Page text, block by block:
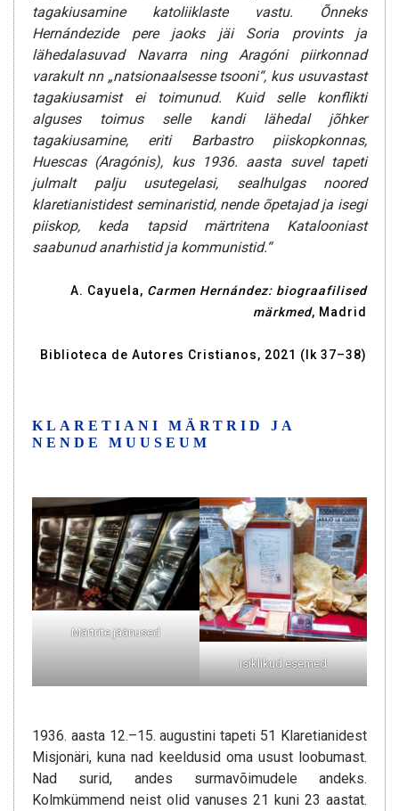
tagakiusamine katoliiklaste vastu. Õnneks
Hernándezide pere jaoks jäi Soria provints ja
lähedalasuvad Navarra ning Aragóni piirkonnad
varakult nn „natsionaalsesse tsooni“, kus usuvastast
tagakiusamist ei toimunud. Kuid selle konflikti
alguses toimus selle kandi lähedal jõhker
tagakiusamine, eriti Barbastro piiskopkonnas,
Huescas (Aragónis), kus 1936. aasta suvel tapeti
julmalt palju usutegelasi, sealhulgas noored
klaretianistidest seminaristid, nende õpetajad ja isegi
piiskop, keda tapsid märtritena Katalooniast
saabunud anarhistid ja kommunistid.“
A. Cayuela, Carmen Hernández: biograafilised
märkmed, Madrid
Biblioteca de Autores Cristianos, 2021 (lk 37–38)
KLA­RE­TIA­NI MÄRTRID JA
NENDE MUUSEUM
Märtrite jäänused
Isiklikud esemed
1936. aasta 12.–15. augustini tapeti 51 Klaretianidest
Misjonäri, kuna nad keeldusid oma usust loobumast.
Nad surid, andes surmavõimudele andeks.
Kolmkümmend neist olid vanuses 21 kuni 23 aastat.